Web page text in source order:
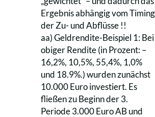
Ergebnis abhängig vom Timing
der Zu- und Abflüsse !!
aa) Geldrendite-Beispiel 1: Bei
obiger Rendite (in Prozent: –
16,2%, 10,5%, 55,4%, 1,0%
und 18.9%.) wurden zunächst
10.000 Euro investiert. Es
fließen zu Beginn der 3.
Periode 3.000 Euro AB und